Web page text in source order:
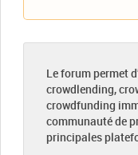
Le forum permet
crowdlending,
crowdfunding
communauté de
principales